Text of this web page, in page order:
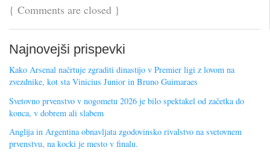
{ Comments are closed }
Najnovejši prispevki
Kako Arsenal načrtuje zgraditi dinastijo v Premier ligi z lovom na
zvezdnike, kot sta Vinicius Junior in Bruno Guimaraes
Svetovno prvenstvo v nogometu 2026 je bilo spektakel od začetka do
konca, v dobrem ali slabem
Anglija in Argentina obnavljata zgodovinsko rivalstvo na svetovnem
prvenstvu, na kocki je mesto v finalu.